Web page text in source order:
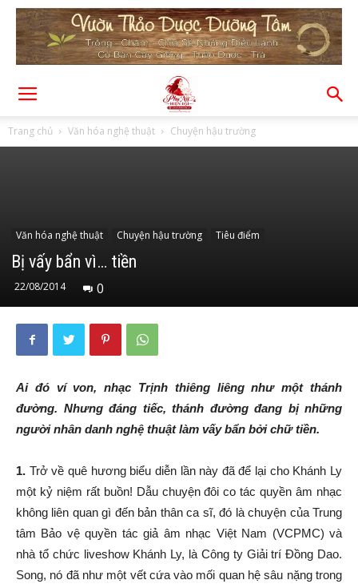
Trang chủ Văn hóa nghệ thuật Chuyện hậu trường
Văn hóa nghệ thuật Chuyện hậu trường Tiêu điểm
Bị vấy bẩn vì… tiền
22/08/2014 0
Ai đó ví von, nhạc Trịnh thiêng liêng như một thánh
đường. Nhưng đáng tiếc, thánh đường đang bị những
người nhân danh nghệ thuật làm vấy bẩn bởi chữ tiền.
1. Trở về quê hương biểu diễn lần này đã để lại cho Khánh Ly
một kỷ niệm rất buồn! Dẫu chuyện đôi co tác quyền âm nhạc
không liên quan gì đến bản thân ca sĩ, đó là chuyện của Trung
tâm Bảo vệ quyền tác giả âm nhạc Việt Nam (VCPMC) và
nhà tổ chức liveshow Khánh Ly, là Công ty Giải trí Ðồng Dao.
Song, nó đã như một vết cứa vào mối quan hệ sâu nặng trong